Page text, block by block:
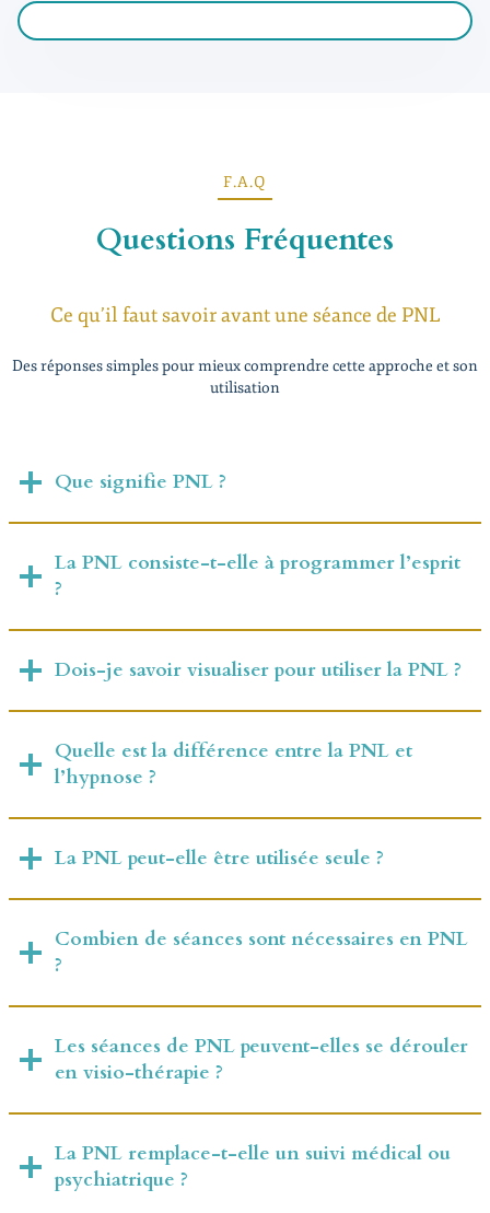
F.A.Q
Questions Fréquentes
Ce qu’il faut savoir avant une séance de PNL
Des réponses simples pour mieux comprendre cette approche et son
utilisation
Que signifie PNL ?
La PNL consiste-t-elle à programmer l’esprit
?
Dois-je savoir visualiser pour utiliser la PNL ?
Quelle est la différence entre la PNL et
l’hypnose ?
La PNL peut-elle être utilisée seule ?
Combien de séances sont nécessaires en PNL
?
Les séances de PNL peuvent-elles se dérouler
en visio-thérapie ?
La PNL remplace-t-elle un suivi médical ou
psychiatrique ?